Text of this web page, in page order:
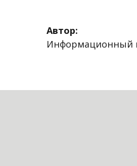
Автор:
Информационный